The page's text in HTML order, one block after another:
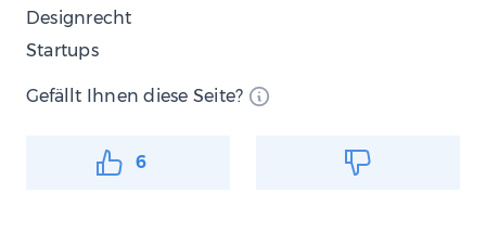
Designrecht
Startups
Gefällt Ihnen diese Seite?
6